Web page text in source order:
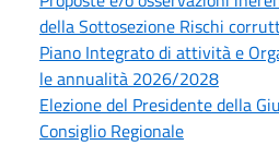
della Sottosezione Rischi
Piano Integrato di attività e
le annualità 2026/2028
Elezione del Presidente della
Consiglio Regionale